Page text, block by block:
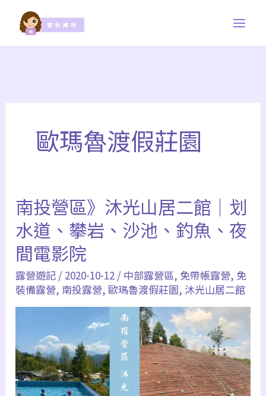
歐瑪魯渡假莊園
南投營區》沐光山居二館｜划
水道、攀岩、沙池、釣魚、夜
間電影院
露營遊記 / 2020-10-12 / 中部露營區, 免帶帳露營, 免
裝備露營, 南投露營,歐瑪魯渡假莊園, 沐光山居二館
南
投
營
區》
沐
光
二
館
｜